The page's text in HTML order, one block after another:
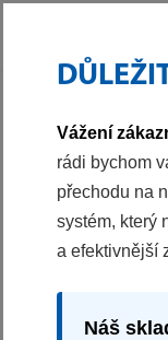
ŠUPLÍKOVÝ
PFN 238 EX JOKER
Energetická třída E
NoFrost
Objem mrazáku
Vážení
rádi bychom
přechodu na
systém, který
a efektivnější
Náš